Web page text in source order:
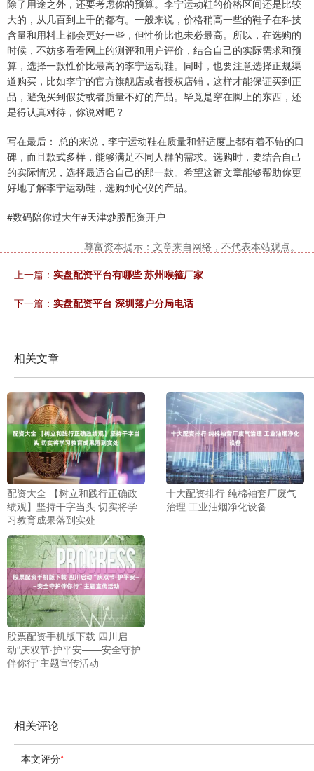
除了用途之外，还要考虑你的预算。李宁运动鞋的价格区间还是比较
大的，从几百到上千的都有。一般来说，价格稍高一些的鞋子在科技
含量和用料上都会更好一些，但性价比也未必最高。所以，在选购的
时候，不妨多看看网上的测评和用户评价，结合自己的实际需求和预
算，选择一款性价比最高的李宁运动鞋。同时，也要注意选择正规渠
道购买，比如李宁的官方旗舰店或者授权店铺，这样才能保证买到正
品，避免买到假货或者质量不好的产品。毕竟是穿在脚上的东西，还
是得认真对待，你说对吧？
写在最后： 总的来说，李宁运动鞋在质量和舒适度上都有着不错的口
碑，而且款式多样，能够满足不同人群的需求。选购时，要结合自己
的实际情况，选择最适合自己的那一款。希望这篇文章能够帮助你更
好地了解李宁运动鞋，选购到心仪的产品。
#数码陪你过大年#天津炒股配资开户
尊富资本提示：文章来自网络，不代表本站观点。
上一篇： 实盘配资平台有哪些 苏州喉箍厂家
下一篇： 实盘配资平台 深圳落户分局电话
相关文章
配资大全 【树立和践行正确政
绩观】坚持干字当头 切实将学
习教育成果落到实处
十大配资排行 纯棉袖套厂废气
治理 工业油烟净化设备
股票配资手机版下载 四川启
动“庆双节·护平安——安全守护
伴你行”主题宣传活动
相关评论
本文评分*